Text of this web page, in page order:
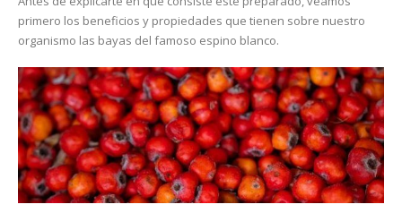
primero los beneficios y propiedades que tienen sobre nuestro
organismo las bayas del famoso espino blanco.